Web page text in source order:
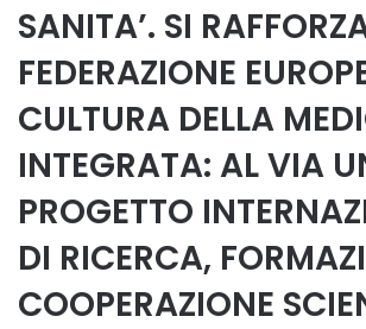
SANITA’. SI
FEDERAZIONE
CULTURA DELLA
INTEGRATA: AL VIA
PROGETTO
DI RICERCA,
COOPERAZIONE